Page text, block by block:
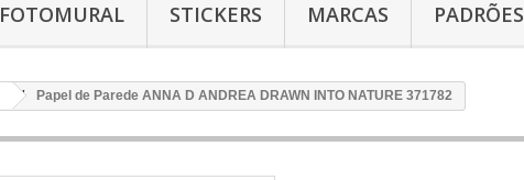
FOTOMURAL STICKERS MARCAS PADRÕES
Papel de Parede ANNA D ANDREA DRAWN INTO NATURE 371782